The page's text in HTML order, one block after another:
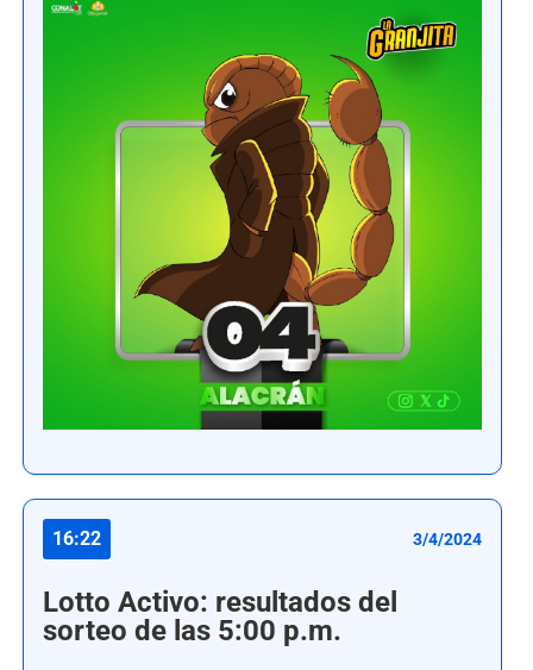
16:22 3/4/2024
Lotto Activo: resultados del
sorteo de las 5:00 p.m.